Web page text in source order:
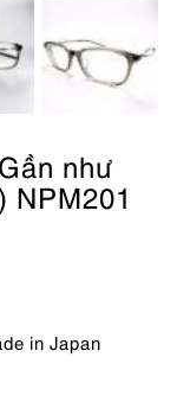
như
NPM201
in Japan